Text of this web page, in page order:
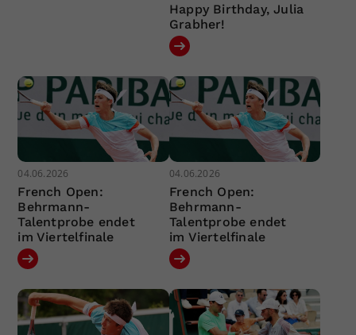
Happy Birthday, Julia
Grabher!
04.06.2026
French Open:
Behrmann-
Talentprobe endet
im Viertelfinale
04.06.2026
French Open:
Behrmann-
Talentprobe endet
im Viertelfinale